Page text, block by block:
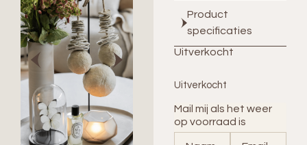
Product
specificaties
Uitverkocht
Uitverkocht
Mail mij als het weer
op voorraad is